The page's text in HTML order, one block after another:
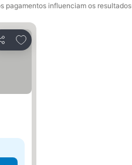
pagamentos influenciam os resultados
Partilhar
Adicionar aos favoritos